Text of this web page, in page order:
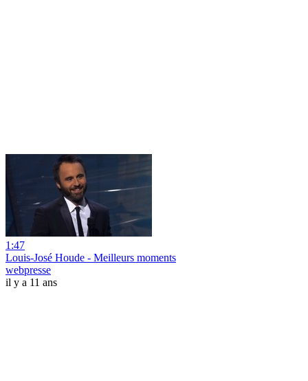
1:47
Louis-José Houde - Meilleurs moments
webpresse
il y a 11 ans